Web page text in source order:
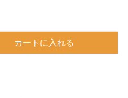
カートに入れる